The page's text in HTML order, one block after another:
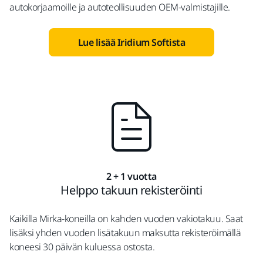
autokorjaamoille ja autoteollisuuden OEM-valmistajille.
Lue lisää Iridium Softista
2 + 1 vuotta
Helppo takuun rekisteröinti
Kaikilla Mirka-koneilla on kahden vuoden vakiotakuu. Saat
lisäksi yhden vuoden lisätakuun maksutta rekisteröimällä
koneesi 30 päivän kuluessa ostosta.